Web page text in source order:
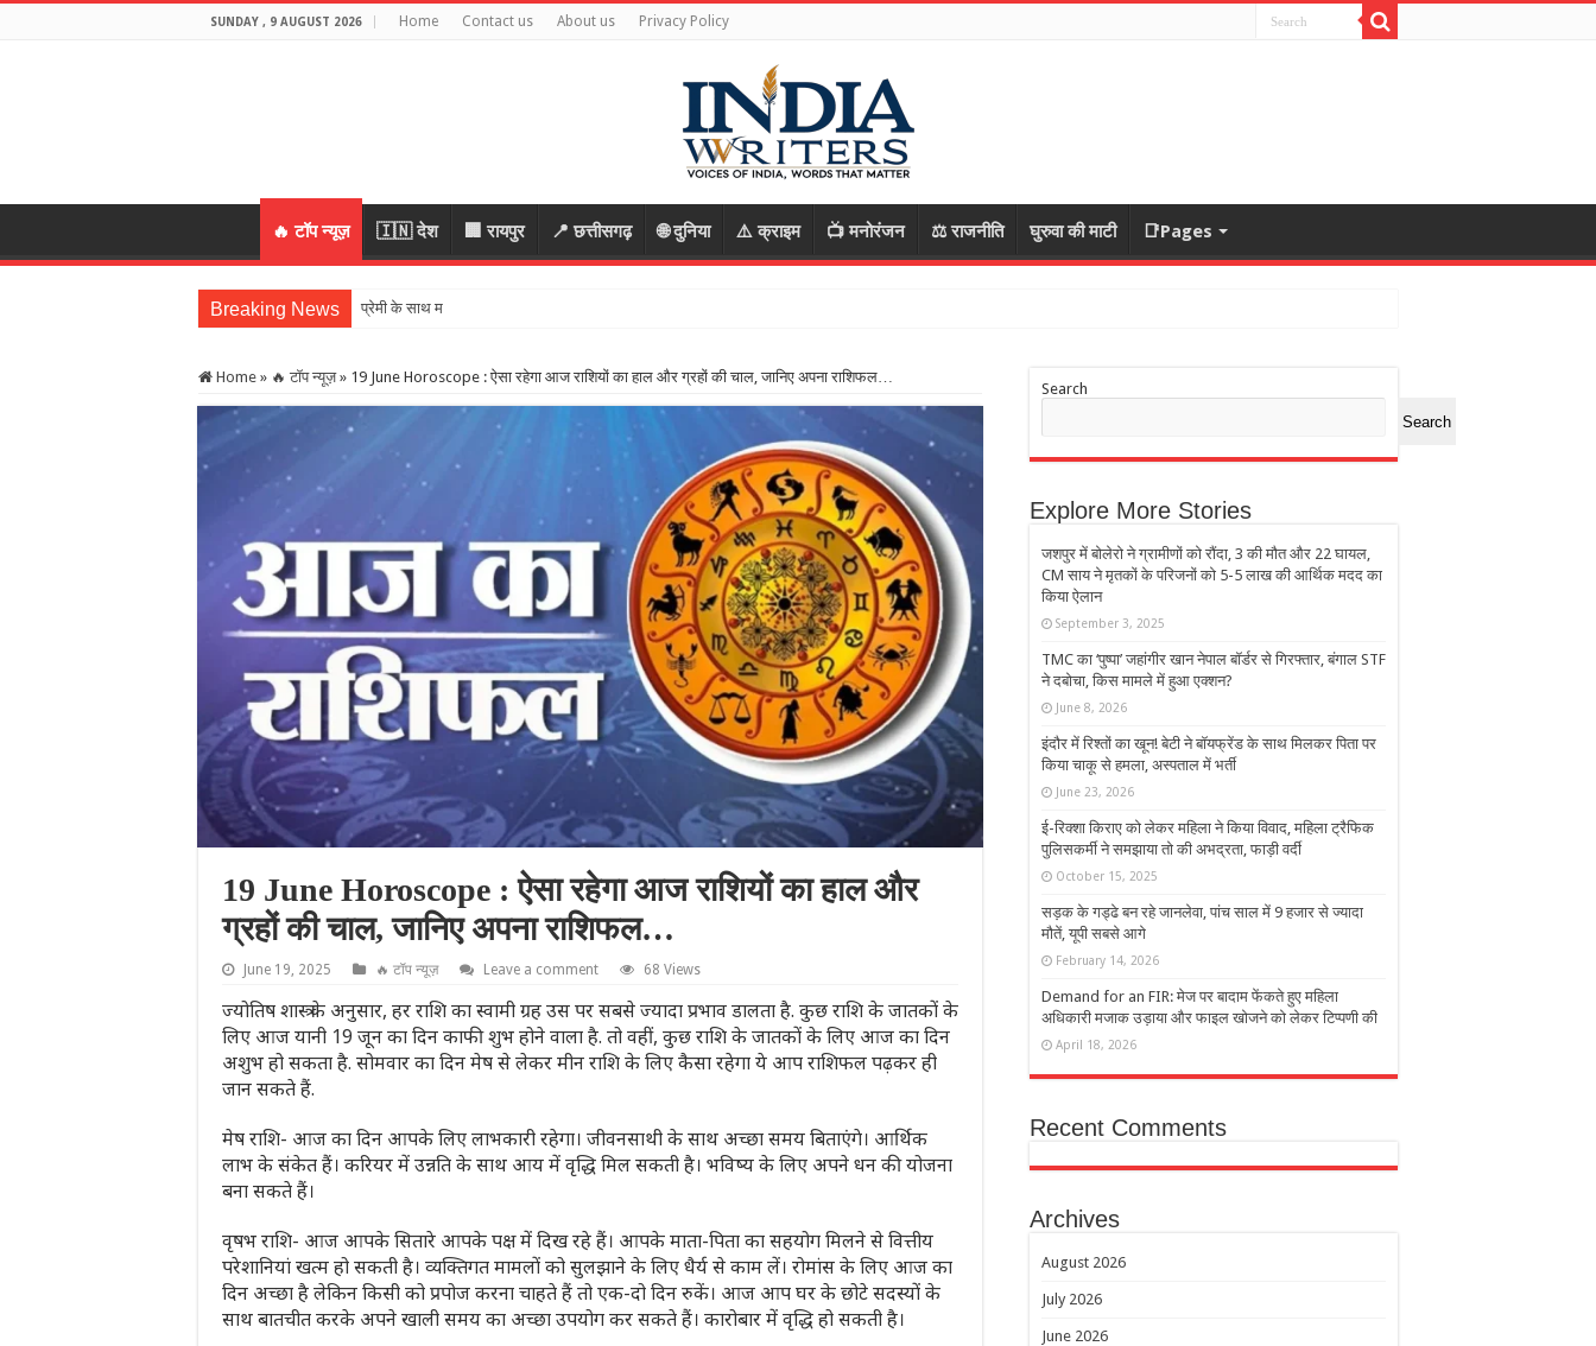
SUNDAY , 9 AUGUST 2026 Home Contact us About us Privacy Policy
🔥 टॉप न्यूज़ 🇮🇳 देश 🏢 रायपुर 📍 छत्तीसगढ़ 🌐 दुनिया ⚠️ क्राइम 📺 मनोरंजन ⚖️ राजनीति घुरुवा की माटी 📑Pages
Breaking News प्रेमी के साथ मिलकर रची पति की हत्या की साजिश, पुलिस ने पत्
Home » 🔥 टॉप न्यूज़ » 19 June Horoscope : ऐसा रहेगा आज राशियों का हाल और ग्रहों की चाल, जानिए अपना राशिफल…
19 June Horoscope : ऐसा रहेगा आज राशियों का हाल और
ग्रहों की चाल, जानिए अपना राशिफल…
June 19, 2025 🔥 टॉप न्यूज़ Leave a comment 68 Views
ज्योतिष शास्त्र के अनुसार, हर राशि का स्वामी ग्रह उस पर सबसे ज्यादा प्रभाव डालता है. कुछ राशि के जातकों के
लिए आज यानी 19 जून का दिन काफी शुभ होने वाला है. तो वहीं, कुछ राशि के जातकों के लिए आज का दिन
अशुभ हो सकता है. सोमवार का दिन मेष से लेकर मीन राशि के लिए कैसा रहेगा ये आप राशिफल पढ़कर ही
जान सकते हैं.
मेष राशि- आज का दिन आपके लिए लाभकारी रहेगा। जीवनसाथी के साथ अच्छा समय बिताएंगे। आर्थिक
लाभ के संकेत हैं। करियर में उन्नति के साथ आय में वृद्धि मिल सकती है। भविष्य के लिए अपने धन की योजना
बना सकते हैं।
वृषभ राशि- आज आपके सितारे आपके पक्ष में दिख रहे हैं। आपके माता-पिता का सहयोग मिलने से वित्तीय
परेशानियां खत्म हो सकती है। व्यक्तिगत मामलों को सुलझाने के लिए धैर्य से काम लें। रोमांस के लिए आज का
दिन अच्छा है लेकिन किसी को प्रपोज करना चाहते हैं तो एक-दो दिन रुकें। आज आप घर के छोटे सदस्यों के
साथ बातचीत करके अपने खाली समय का अच्छा उपयोग कर सकते हैं। कारोबार में वृद्धि हो सकती है।
Search
Search
Explore More Stories
जशपुर में बोलेरो ने ग्रामीणों को रौंदा, 3 की मौत और 22 घायल,
CM साय ने मृतकों के परिजनों को 5-5 लाख की आर्थिक मदद का
किया ऐलान
September 3, 2025
TMC का ‘पुष्पा’ जहांगीर खान नेपाल बॉर्डर से गिरफ्तार, बंगाल STF
ने दबोचा, किस मामले में हुआ एक्शन?
June 8, 2026
इंदौर में रिश्तों का खून! बेटी ने बॉयफ्रेंड के साथ मिलकर पिता पर
किया चाकू से हमला, अस्पताल में भर्ती
June 23, 2026
ई-रिक्‍शा किराए को लेकर महिला ने किया विवाद, महिला ट्रैफिक
पुलिसकर्मी ने समझाया तो की अभद्रता, फाड़ी वर्दी
October 15, 2025
सड़क के गड्ढे बन रहे जानलेवा, पांच साल में 9 हजार से ज्यादा
मौतें, यूपी सबसे आगे
February 14, 2026
Demand for an FIR: मेज पर बादाम फेंकते हुए महिला
अधिकारी मजाक उड़ाया और फाइल खोजने को लेकर टिप्पणी की
April 18, 2026
Recent Comments
Archives
August 2026
July 2026
June 2026